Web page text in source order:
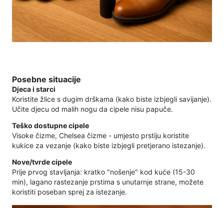
Posebne situacije
Djeca i starci
Koristite žlice s dugim drškama (kako biste izbjegli savijanje).
Učite djecu od malih nogu da cipele nisu papuče.
Teško dostupne cipele
Visoke čizme, Chelsea čizme - umjesto prstiju koristite
kukice za vezanje (kako biste izbjegli pretjerano istezanje).
Nove/tvrde cipele
Prije prvog stavljanja: kratko "nošenje" kod kuće (15-30
min), lagano rastezanje prstima s unutarnje strane, možete
koristiti poseban sprej za istezanje.